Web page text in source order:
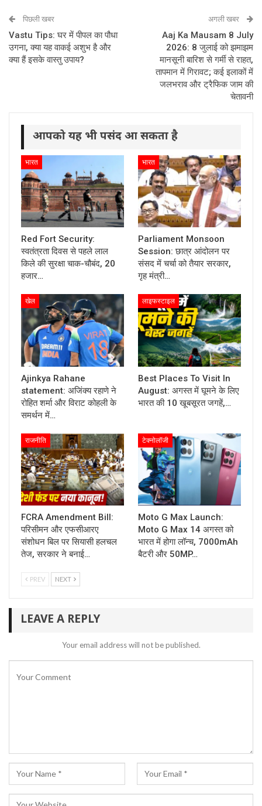
पिछली खबर
Vastu Tips: घर में पीपल का पौधा
उगना, क्या यह वाकई अशुभ है और
क्या हैं इसके वास्तु उपाय?
अगली खबर
Aaj Ka Mausam 8 July
2026: 8 जुलाई को झमाझम
मानसूनी बारिश से गर्मी से राहत,
तापमान में गिरावट; कई इलाकों में
जलभराव और ट्रैफिक जाम की
चेतावनी
आपको यह भी पसंद आ सकता है
भारत
Red Fort Security:
स्वतंत्रता दिवस से पहले लाल
किले की सुरक्षा चाक-चौबंद, 20
हजार…
भारत
Parliament Monsoon
Session: छात्र आंदोलन पर
संसद में चर्चा को तैयार सरकार,
गृह मंत्री…
खेल
Ajinkya Rahane
statement: अजिंक्य रहाणे ने
रोहित शर्मा और विराट कोहली के
समर्थन में…
लाइफस्टाइल
Best Places To Visit In
August: अगस्त में घूमने के लिए
भारत की 10 खूबसूरत जगहें,…
राजनीति
FCRA Amendment Bill:
परिसीमन और एफसीआरए
संशोधन बिल पर सियासी हलचल
तेज, सरकार ने बनाई…
टेक्नोलॉजी
Moto G Max Launch:
Moto G Max 14 अगस्त को
भारत में होगा लॉन्च, 7000mAh
बैटरी और 50MP…
PREV NEXT
LEAVE A REPLY
Your email address will not be published.